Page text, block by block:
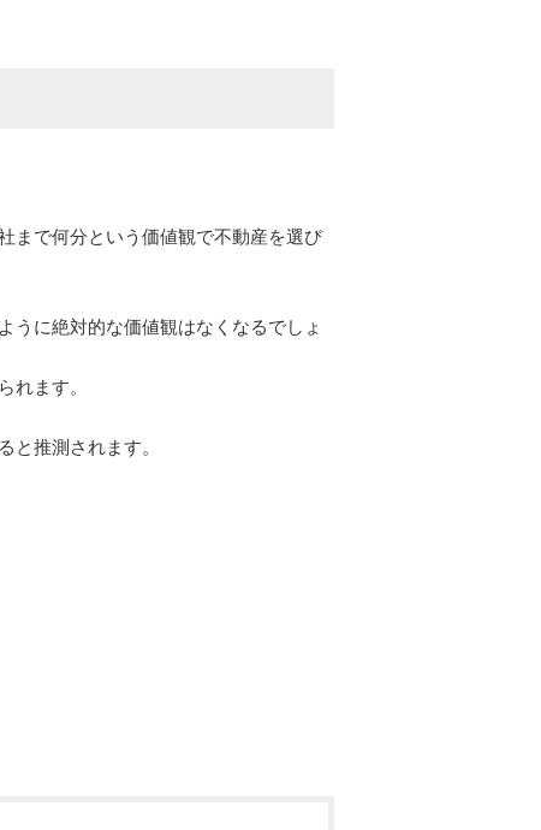
まで何分という価値観で不動産を選び
うに絶対的な価値観はなくなるでしょ
れます。
と推測されます。